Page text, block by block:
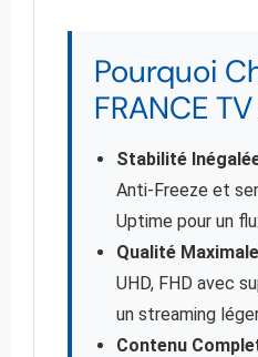
Pourquoi
FRANCE
Stabilité
Anti-Freeze et
Uptime pour un
Qualité
UHD, FHD avec
un streaming
Contenu